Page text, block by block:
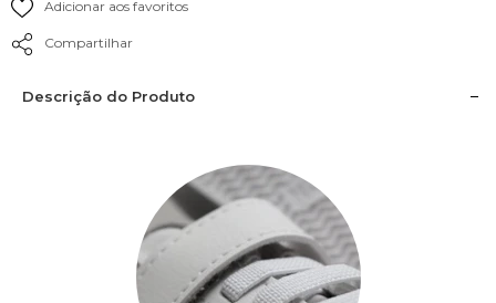
Adicionar aos favoritos
Compartilhar
Descrição do Produto